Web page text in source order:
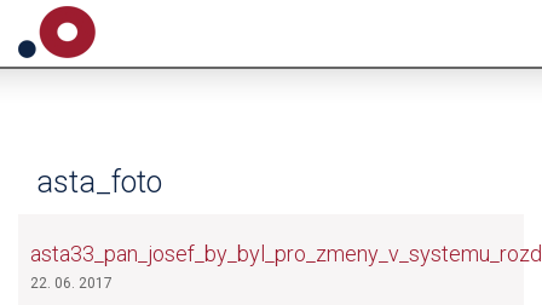
asta_foto
22. 06. 2017